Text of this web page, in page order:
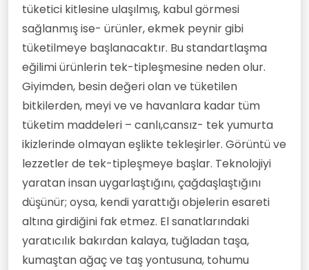
tüketici kitlesine ulaşılmış, kabul görmesi
sağlanmış ise- ürünler, ekmek peynir gibi
tüketilmeye başlanacaktır. Bu standartlaşma
eğilimi ürünlerin tek-tipleşmesine neden olur.
Giyimden, besin değeri olan ve tüketilen
bitkilerden, meyi ve ve havanlara kadar tüm
tüketim maddeleri – canlı,cansız- tek yumurta
ikizlerinde olmayan eşlikte tekleşirler. Görüntü ve
lezzetler de tek-tipleşmeye başlar. Teknolojiyi
yaratan insan uygarlaştığını, çağdaşlaştığını
düşünür; oysa, kendi yarattığı objelerin esareti
altına girdiğini fak etmez. El sanatlarındaki
yaratıcılık bakırdan kalaya, tuğladan taşa,
kumaştan ağaç ve taş yontusuna, tohumu